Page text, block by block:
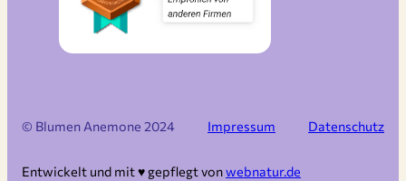
© Blumen Anemone 2024 Impressum Datenschutz
Entwickelt und mit ♥︎ gepflegt vonwebnatur.de